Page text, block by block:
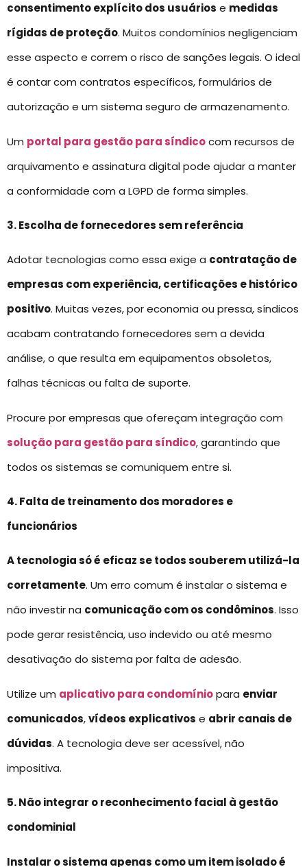
consentimento explícito dos usuários e medidas
rígidas de proteção. Muitos condomínios negligenciam
esse aspecto e correm o risco de sanções legais. O ideal
é contar com contratos específicos, formulários de
autorização e um sistema seguro de armazenamento.
Um portal para gestão para síndicocom recursos de
arquivamento e assinatura digital pode ajudar a manter
a conformidade com a LGPD de forma simples.
3. Escolha de fornecedores sem referência
Adotar tecnologias como essa exige a contratação de
empresas com experiência, certificações e histórico
positivo. Muitas vezes, por economia ou pressa, síndicos
acabam contratando fornecedores sem a devida
análise, o que resulta em equipamentos obsoletos,
falhas técnicas ou falta de suporte.
Procure por empresas que ofereçam integração com
solução para gestão para síndico, garantindo que
todos os sistemas se comuniquem entre si.
4. Falta de treinamento dos moradores e
funcionários
A tecnologia só é eficaz se todos souberem utilizá-la
corretamente. Um erro comum é instalar o sistema e
não investir na comunicação com os condôminos. Isso
pode gerar resistência, uso indevido ou até mesmo
desativação do sistema por falta de adesão.
Utilize um aplicativo para condomíniopara enviar
comunicados,vídeos explicativos e abrir canais de
dúvidas. A tecnologia deve ser acessível, não
impositiva.
5. Não integrar o reconhecimento facial à gestão
condominial
Instalar o sistema apenas como um item isolado é